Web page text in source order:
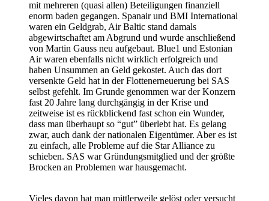
mit mehreren (quasi allen) Beteiligungen finanziell
enorm baden gegangen. Spanair und BMI International
waren ein Geldgrab, Air Baltic stand damals
abgewirtschaftet am Abgrund und wurde anschließend
von Martin Gauss neu aufgebaut. Blue1 und Estonian
Air waren ebenfalls nicht wirklich erfolgreich und
haben Unsummen an Geld gekostet. Auch das dort
versenkte Geld hat in der Flottenerneuerung bei SAS
selbst gefehlt. Im Grunde genommen war der Konzern
fast 20 Jahre lang durchgängig in der Krise und
zeitweise ist es rückblickend fast schon ein Wunder,
dass man überhaupt so “gut” überlebt hat. Es gelang
zwar, auch dank der nationalen Eigentümer. Aber es ist
zu einfach, alle Probleme auf die Star Alliance zu
schieben. SAS war Gründungsmitglied und der größte
Brocken an Problemen war hausgemacht.
Vieles davon hat man mittlerweile gelöst oder versucht